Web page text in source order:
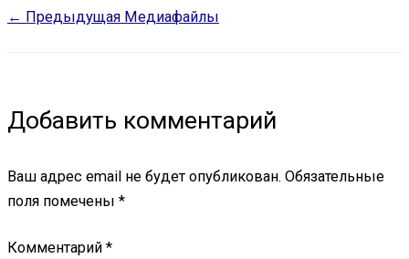
← Предыдущая Медиафайлы
Добавить комментарий
Ваш адрес email не будет опубликован. Обязательные
поля помечены *
Комментарий *